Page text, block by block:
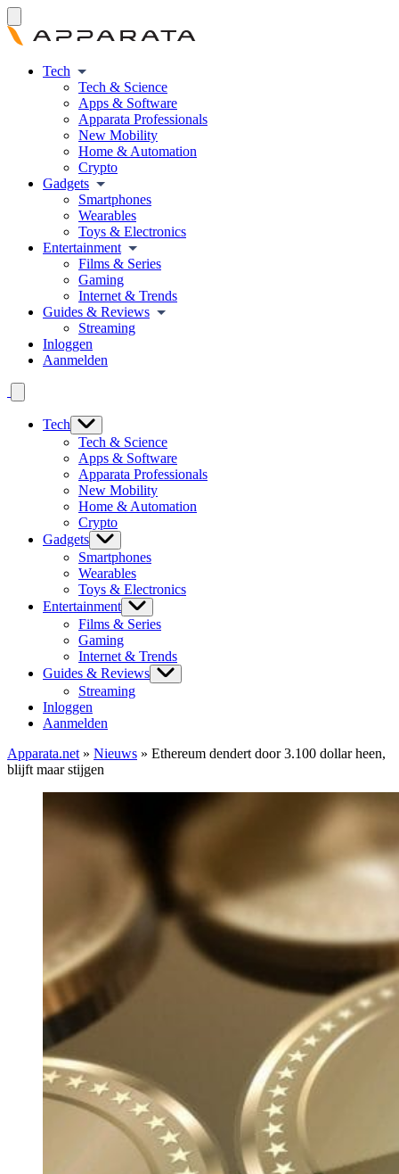
Tech
Tech & Science
Apps & Software
Apparata Professionals
New Mobility
Home & Automation
Crypto
Gadgets
Smartphones
Wearables
Toys & Electronics
Entertainment
Films & Series
Gaming
Internet & Trends
Guides & Reviews
Streaming
Inloggen
Aanmelden
Tech
Tech & Science
Apps & Software
Apparata Professionals
New Mobility
Home & Automation
Crypto
Gadgets
Smartphones
Wearables
Toys & Electronics
Entertainment
Films & Series
Gaming
Internet & Trends
Guides & Reviews
Streaming
Inloggen
Aanmelden
Apparata.net » Nieuws » Ethereum dendert door 3.100 dollar heen,
blijft maar stijgen